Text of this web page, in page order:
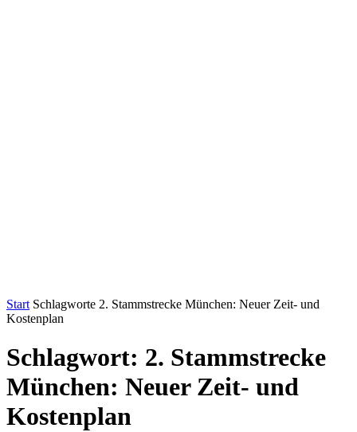
Start Schlagworte 2. Stammstrecke München: Neuer Zeit- und
Kostenplan
Schlagwort: 2. Stammstrecke
München: Neuer Zeit- und
Kostenplan